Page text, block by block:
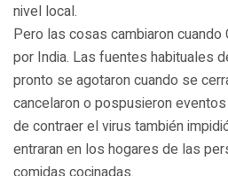
nivel local.
Pero las cosas cambiaron
por India. Las fuentes habituales
pronto se agotaron cuando se
cancelaron o pospusieron
de contraer el virus también
entraran en los hogares de las